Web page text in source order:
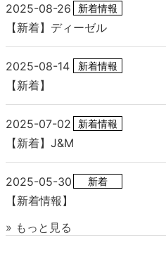
2025-08-26 新着情報
【新着】ディーゼル
2025-08-14 新着情報
【新着】
2025-07-02 新着情報
【新着】J&M
2025-05-30 新着
【新着情報】
» もっと見る